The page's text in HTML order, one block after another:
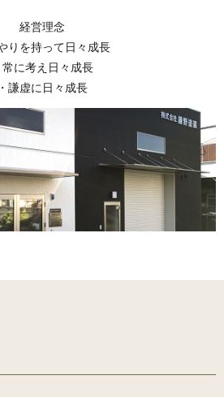
経営理念
りを持って日々成長
常に考え日々成長
・謙虚に日々成長